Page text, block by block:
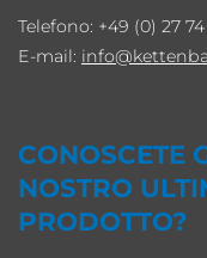
Telefono: +49 (0) 27
E-mail: info
CONOSCETE
NOSTRO
PRODOTTO?